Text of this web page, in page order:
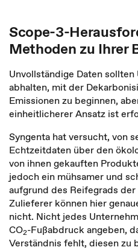
Scope-3-
Methoden zu Ihrer
Unvollständige Daten
abhalten, mit der
Emissionen zu beginnen,
einheitlicherer Ansatz ist
Syngenta hat versucht, von
Echtzeitdaten über den
von ihnen gekauften
jedoch ein mühsamer und
aufgrund des Reifegrads
Zulieferer können hier
nicht. Nicht jedes
CO2-Fußabdruck angeben,
Verständnis fehlt, diesen zu